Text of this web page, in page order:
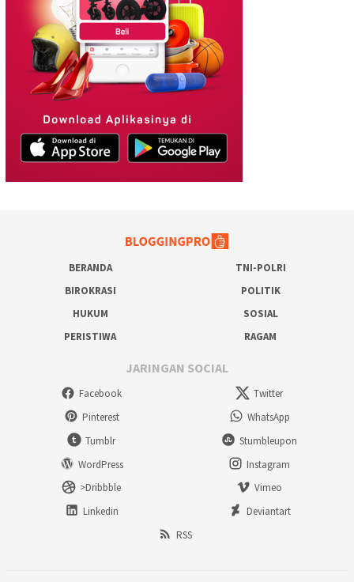
BERANDA
TNI-POLRI
BIROKRASI
POLITIK
HUKUM
SOSIAL
PERISTIWA
RAGAM
JARINGAN SOCIAL
Facebook
Twitter
Pinterest
WhatsApp
Tumblr
Stumbleupon
WordPress
Instagram
>Dribbble
Vimeo
Linkedin
Deviantart
RSS